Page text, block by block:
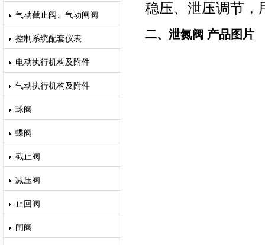
气动截止阀、气动闸阀
控制系统配套仪表
电动执行机构及附件
气动执行机构及附件
球阀
蝶阀
截止阀
减压阀
止回阀
闸阀
稳压、泄压调节，
二、泄氮阀 产品图片